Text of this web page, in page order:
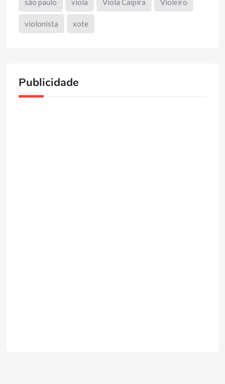
são paulo viola Viola Caipira Violeiro
violonista xote
Publicidade